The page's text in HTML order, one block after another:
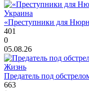
Украина
«Преступники для
401
0
05.08.26
Жизнь
Предатель под
663